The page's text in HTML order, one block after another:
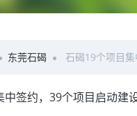
东莞石碣 石碣19个项目
中签约，39个项目启动建